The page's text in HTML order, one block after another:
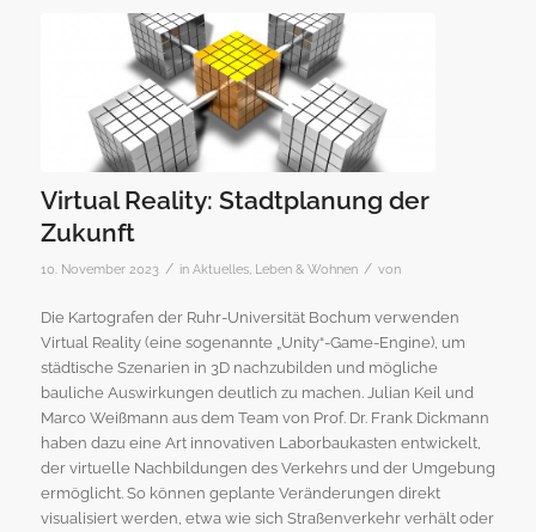
Virtual Reality: Stadtplanung der
Zukunft
10. November 2023 / in Aktuelles, Leben & Wohnen / von
Die Kartografen der Ruhr-Universität Bochum verwenden
Virtual Reality (eine sogenannte „Unity“-Game-Engine), um
städtische Szenarien in 3D nachzubilden und mögliche
bauliche Auswirkungen deutlich zu machen. Julian Keil und
Marco Weißmann aus dem Team von Prof. Dr. Frank Dickmann
haben dazu eine Art innovativen Laborbaukasten entwickelt,
der virtuelle Nachbildungen des Verkehrs und der Umgebung
ermöglicht. So können geplante Veränderungen direkt
visualisiert werden, etwa wie sich Straßenverkehr verhält oder